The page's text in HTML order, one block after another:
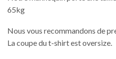
65kg
Nous vous recommandons de
La coupe du t-shirt est oversize.